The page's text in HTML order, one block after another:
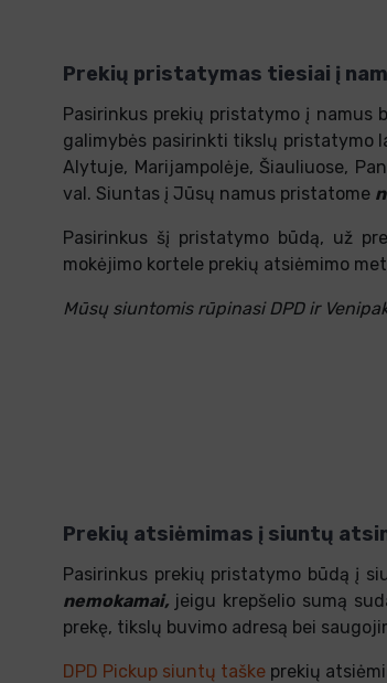
Prekių pristatymas tiesiai į
Pasirinkus prekių pristatymo į namus
galimybės pasirinkti tikslų pristatymo
Alytuje, Marijampolėje, Šiauliuose,
val. Siuntas į Jūsų namus pristatome
Pasirinkus šį pristatymo būdą, už
mokėjimo kortele prekių atsiėmimo
Mūsų siuntomis rūpinasi DPD ir
Prekių atsiėmimas į siuntų
Pasirinkus prekių pristatymo būdą į
nemokamai, jeigu krepšelio sumą
prekę, tikslų buvimo adresą bei
DPD Pickup siuntų taške prekių